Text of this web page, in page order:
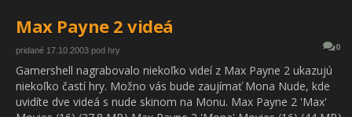
Max Payne 2 videá
0
pridané 17.10.2003 pod hry
Gamershell nagrabovalo niekoľko videí z Max Payne 2 ukazujú
niekoľko častí hry. Možno vás bude zaujímať Mona Nude, kde
uvidíte dve videá s nude skinom na Monu. Max Payne 2 'Max'